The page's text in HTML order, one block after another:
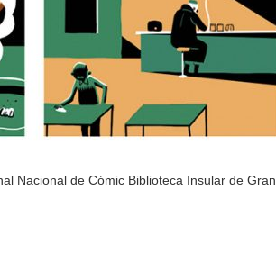
Nacional de Cómic Biblioteca Insular de Gran